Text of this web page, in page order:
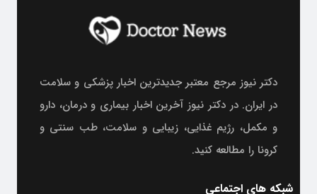
دکتر نیوز مرجع معتبر جدیدترین اخبار پزشکی و سلامت
در ایران. در دکتر نیوز آخرین اخبار بیماری و درمان، دارو
و مکمل، رژیم غذایی، زیبایی و سلامت، طب سنتی و
کرونا را مطالعه کنید.
شبکه های اجتماعی